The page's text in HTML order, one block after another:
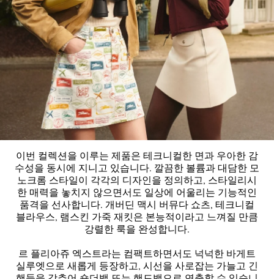
이번 컬렉션을 이루는 제품은 테크니컬한 면과 우아한 감
수성을 동시에 지니고 있습니다. 깔끔한 볼륨과 대담한 모
노크롬 스타일이 각각의 디자인을 정의하고, 스타일리시
한 매력을 놓치지 않으면서도 일상에 어울리는 기능적인
품격을 선사합니다. 개버딘 맥시 버뮤다 쇼츠, 테크니컬
블라우스, 램스킨 가죽 재킷은 본능적이라고 느껴질 만큼
강렬한 룩을 완성합니다.
르 플리아쥬 엑스트라는 컴팩트하면서도 넉넉한 바게트
실루엣으로 새롭게 등장하고, 시선을 사로잡는 가늘고 긴